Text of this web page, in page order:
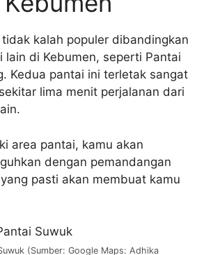
kalah populer dibandingkan
lain di Kebumen, seperti Pantai
Kedua pantai ini terletak sangat
lima menit perjalanan dari
area pantai, kamu akan
dengan pemandangan
pasti akan membuat kamu
(Sumber: Google Maps: Adhika